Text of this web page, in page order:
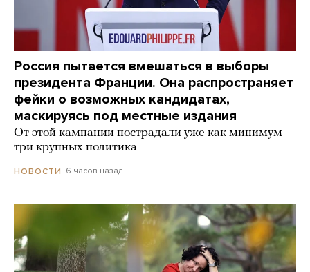
Россия пытается вмешаться в выборы
президента Франции. Она распространяет
фейки о возможных кандидатах,
маскируясь под местные издания
От этой кампании пострадали уже как минимум
три крупных политика
НОВОСТИ 6 часов назад